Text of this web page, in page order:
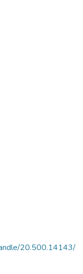
20.500.14143/